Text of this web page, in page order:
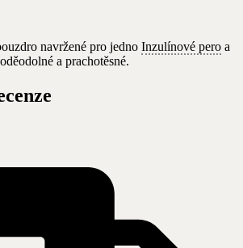
navržené pro jedno Inzulínové pero a
a prachotěsné.